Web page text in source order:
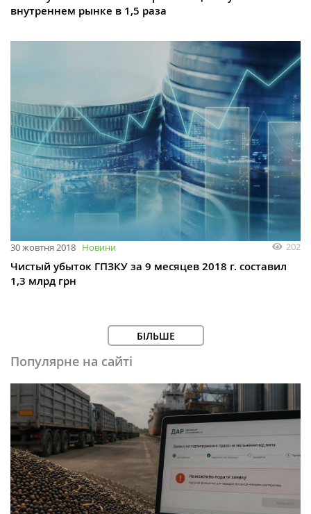
внутреннем рынке в 1,5 раза
30 жовтня 2018 Новини 202
Чистый убыток ГПЗКУ за 9 месяцев 2018 г. составил
1,3 млрд грн
БІЛЬШЕ
Популярне на сайті